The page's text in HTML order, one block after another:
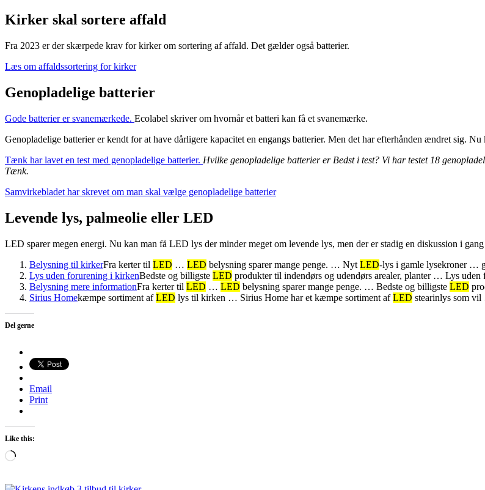
Kirker skal sortere affald
Fra 2023 er der skærpede krav for kirker om sortering af affald. Det gælder også batterier.
Læs om affaldssortering for kirker
Genopladelige batterier
Gode batterier er svanemærkede. Ecolabel skriver om hvornår et batteri kan få et svanemærke.
Genopladelige batterier er kendt for at have dårligere kapacitet en engangs batterier. Men det har efterhånden ændret sig.
Tænk har lavet en test med genopladelige batterier. Hvilke genopladelige batterier er Bedst i test? Vi har testet 18
Tænk.
Samvirkebladet har skrevet om man skal vælge genopladelige batterier
Levende lys, palmeolie eller LED
LED sparer megen energi. Nu kan man få LED lys der minder meget om levende lys, men der er stadig en diskussion i
Belysning til kirkerFra kerter til LED … LED belysning sparer mange penge. … Nyt LED-lys i gamle lysekroner …
Lys uden forurening i kirkenBedste og billigste LED produkter til indendørs og udendørs arealer, planter … Lys uden
Belysning mere informationFra kerter til LED … LED belysning sparer mange penge. … Bedste og billigste LED
Sirius Homekæmpe sortiment afLED lys til kirken … Sirius Home har et kæmpe sortiment afLED stearinlys som
Del gerne
Email
Print
Like this:
Loading…